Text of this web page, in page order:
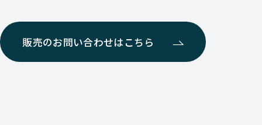
販売のお問い合わせはこちら